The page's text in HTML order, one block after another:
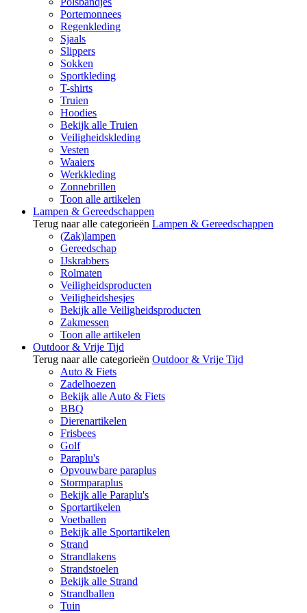
Portemonnees
Regenkleding
Sjaals
Slippers
Sokken
Sportkleding
T-shirts
Truien
Hoodies
Bekijk alle Truien
Veiligheidskleding
Vesten
Waaiers
Werkkleding
Zonnebrillen
Toon alle artikelen
Lampen & Gereedschappen
Terug naar alle categorieën Lampen & Gereedschappen
(Zak)lampen
Gereedschap
IJskrabbers
Rolmaten
Veiligheidsproducten
Veiligheidshesjes
Bekijk alle Veiligheidsproducten
Zakmessen
Toon alle artikelen
Outdoor & Vrije Tijd
Terug naar alle categorieën Outdoor & Vrije Tijd
Auto & Fiets
Zadelhoezen
Bekijk alle Auto & Fiets
BBQ
Dierenartikelen
Frisbees
Golf
Paraplu's
Opvouwbare paraplus
Stormparaplus
Bekijk alle Paraplu's
Sportartikelen
Voetballen
Bekijk alle Sportartikelen
Strand
Strandlakens
Strandstoelen
Bekijk alle Strand
Strandballen
Tuin